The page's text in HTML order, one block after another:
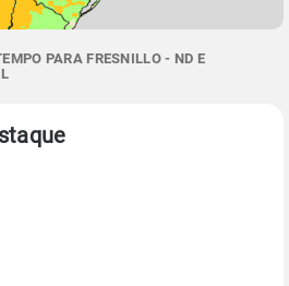
PARA FRESNILLO - ND E